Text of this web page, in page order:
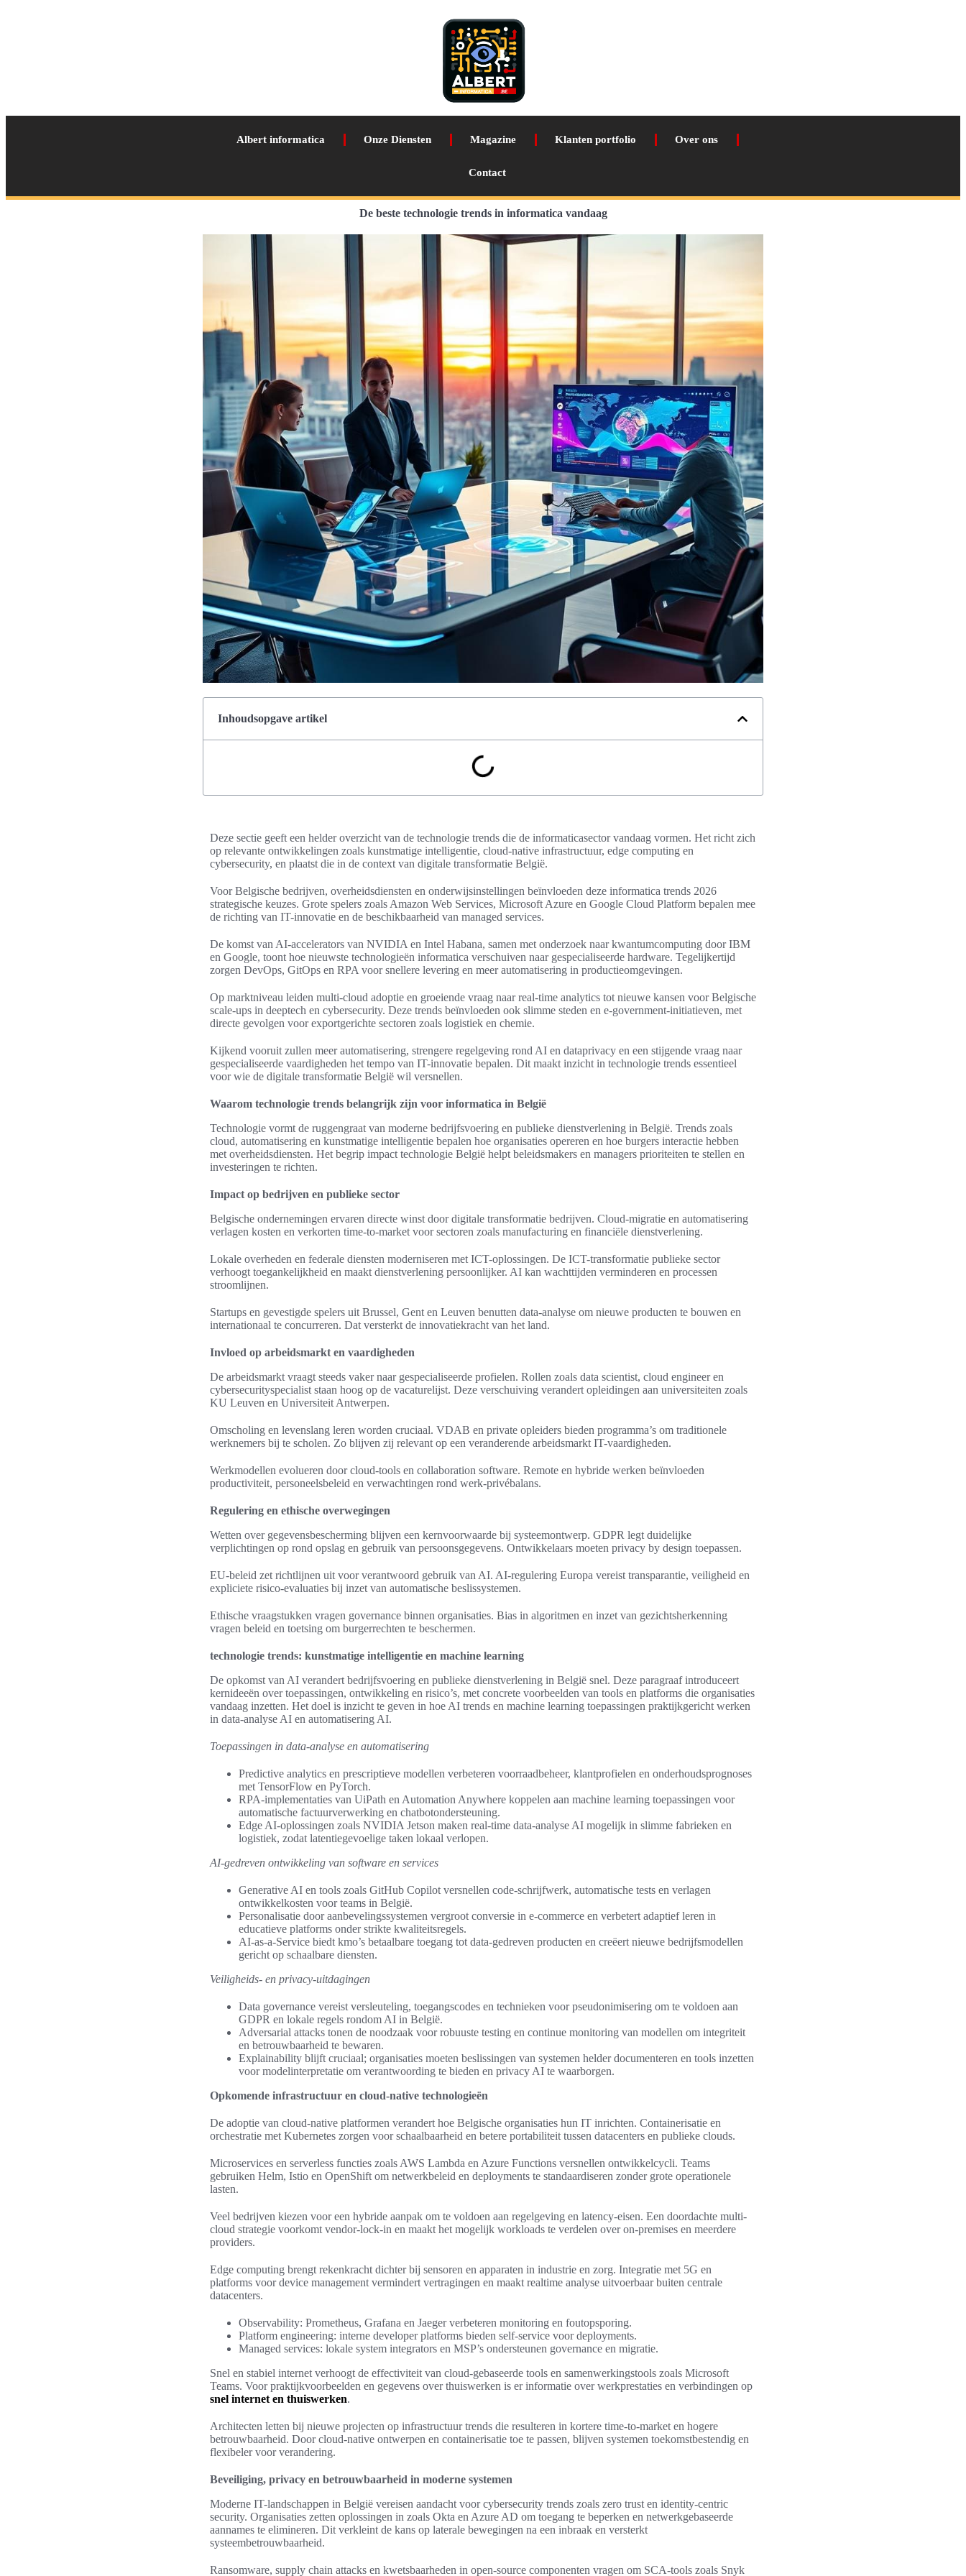
Albert informatica Onze Diensten Magazine Klanten portfolio Over ons
Contact
De beste technologie trends in informatica vandaag
Inhoudsopgave artikel
Deze sectie geeft een helder overzicht van de technologie trends die de informaticasector vandaag vormen. Het richt zich
op relevante ontwikkelingen zoals kunstmatige intelligentie, cloud-native infrastructuur, edge computing en
cybersecurity, en plaatst die in de context van digitale transformatie België.
Voor Belgische bedrijven, overheidsdiensten en onderwijsinstellingen beïnvloeden deze informatica trends 2026
strategische keuzes. Grote spelers zoals Amazon Web Services, Microsoft Azure en Google Cloud Platform bepalen mee
de richting van IT-innovatie en de beschikbaarheid van managed services.
De komst van AI-accelerators van NVIDIA en Intel Habana, samen met onderzoek naar kwantumcomputing door IBM
en Google, toont hoe nieuwste technologieën informatica verschuiven naar gespecialiseerde hardware. Tegelijkertijd
zorgen DevOps, GitOps en RPA voor snellere levering en meer automatisering in productieomgevingen.
Op marktniveau leiden multi-cloud adoptie en groeiende vraag naar real-time analytics tot nieuwe kansen voor Belgische
scale-ups in deeptech en cybersecurity. Deze trends beïnvloeden ook slimme steden en e-government-initiatieven, met
directe gevolgen voor exportgerichte sectoren zoals logistiek en chemie.
Kijkend vooruit zullen meer automatisering, strengere regelgeving rond AI en dataprivacy en een stijgende vraag naar
gespecialiseerde vaardigheden het tempo van IT-innovatie bepalen. Dit maakt inzicht in technologie trends essentieel
voor wie de digitale transformatie België wil versnellen.
Waarom technologie trends belangrijk zijn voor informatica in België
Technologie vormt de ruggengraat van moderne bedrijfsvoering en publieke dienstverlening in België. Trends zoals
cloud, automatisering en kunstmatige intelligentie bepalen hoe organisaties opereren en hoe burgers interactie hebben
met overheidsdiensten. Het begrip impact technologie België helpt beleidsmakers en managers prioriteiten te stellen en
investeringen te richten.
Impact op bedrijven en publieke sector
Belgische ondernemingen ervaren directe winst door digitale transformatie bedrijven. Cloud-migratie en automatisering
verlagen kosten en verkorten time-to-market voor sectoren zoals manufacturing en financiële dienstverlening.
Lokale overheden en federale diensten moderniseren met ICT-oplossingen. De ICT-transformatie publieke sector
verhoogt toegankelijkheid en maakt dienstverlening persoonlijker. AI kan wachttijden verminderen en processen
stroomlijnen.
Startups en gevestigde spelers uit Brussel, Gent en Leuven benutten data-analyse om nieuwe producten te bouwen en
internationaal te concurreren. Dat versterkt de innovatiekracht van het land.
Invloed op arbeidsmarkt en vaardigheden
De arbeidsmarkt vraagt steeds vaker naar gespecialiseerde profielen. Rollen zoals data scientist, cloud engineer en
cybersecurityspecialist staan hoog op de vacaturelijst. Deze verschuiving verandert opleidingen aan universiteiten zoals
KU Leuven en Universiteit Antwerpen.
Omscholing en levenslang leren worden cruciaal. VDAB en private opleiders bieden programma’s om traditionele
werknemers bij te scholen. Zo blijven zij relevant op een veranderende arbeidsmarkt IT-vaardigheden.
Werkmodellen evolueren door cloud-tools en collaboration software. Remote en hybride werken beïnvloeden
productiviteit, personeelsbeleid en verwachtingen rond werk-privébalans.
Regulering en ethische overwegingen
Wetten over gegevensbescherming blijven een kernvoorwaarde bij systeemontwerp. GDPR legt duidelijke
verplichtingen op rond opslag en gebruik van persoonsgegevens. Ontwikkelaars moeten privacy by design toepassen.
EU-beleid zet richtlijnen uit voor verantwoord gebruik van AI. AI-regulering Europa vereist transparantie, veiligheid en
expliciete risico-evaluaties bij inzet van automatische beslissystemen.
Ethische vraagstukken vragen governance binnen organisaties. Bias in algoritmen en inzet van gezichtsherkenning
vragen beleid en toetsing om burgerrechten te beschermen.
technologie trends: kunstmatige intelligentie en machine learning
De opkomst van AI verandert bedrijfsvoering en publieke dienstverlening in België snel. Deze paragraaf introduceert
kernideeën over toepassingen, ontwikkeling en risico’s, met concrete voorbeelden van tools en platforms die organisaties
vandaag inzetten. Het doel is inzicht te geven in hoe AI trends en machine learning toepassingen praktijkgericht werken
in data-analyse AI en automatisering AI.
Toepassingen in data-analyse en automatisering
Predictive analytics en prescriptieve modellen verbeteren voorraadbeheer, klantprofielen en onderhoudsprognoses
met TensorFlow en PyTorch.
RPA-implementaties van UiPath en Automation Anywhere koppelen aan machine learning toepassingen voor
automatische factuurverwerking en chatbotondersteuning.
Edge AI-oplossingen zoals NVIDIA Jetson maken real-time data-analyse AI mogelijk in slimme fabrieken en
logistiek, zodat latentiegevoelige taken lokaal verlopen.
AI-gedreven ontwikkeling van software en services
Generative AI en tools zoals GitHub Copilot versnellen code-schrijfwerk, automatische tests en verlagen
ontwikkelkosten voor teams in België.
Personalisatie door aanbevelingssystemen vergroot conversie in e-commerce en verbetert adaptief leren in
educatieve platforms onder strikte kwaliteitsregels.
AI-as-a-Service biedt kmo’s betaalbare toegang tot data-gedreven producten en creëert nieuwe bedrijfsmodellen
gericht op schaalbare diensten.
Veiligheids- en privacy-uitdagingen
Data governance vereist versleuteling, toegangscodes en technieken voor pseudonimisering om te voldoen aan
GDPR en lokale regels rondom AI in België.
Adversarial attacks tonen de noodzaak voor robuuste testing en continue monitoring van modellen om integriteit
en betrouwbaarheid te bewaren.
Explainability blijft cruciaal; organisaties moeten beslissingen van systemen helder documenteren en tools inzetten
voor modelinterpretatie om verantwoording te bieden en privacy AI te waarborgen.
Opkomende infrastructuur en cloud-native technologieën
De adoptie van cloud-native platformen verandert hoe Belgische organisaties hun IT inrichten. Containerisatie en
orchestratie met Kubernetes zorgen voor schaalbaarheid en betere portabiliteit tussen datacenters en publieke clouds.
Microservices en serverless functies zoals AWS Lambda en Azure Functions versnellen ontwikkelcycli. Teams
gebruiken Helm, Istio en OpenShift om netwerkbeleid en deployments te standaardiseren zonder grote operationele
lasten.
Veel bedrijven kiezen voor een hybride aanpak om te voldoen aan regelgeving en latency-eisen. Een doordachte multi-
cloud strategie voorkomt vendor-lock-in en maakt het mogelijk workloads te verdelen over on-premises en meerdere
providers.
Edge computing brengt rekenkracht dichter bij sensoren en apparaten in industrie en zorg. Integratie met 5G en
platforms voor device management vermindert vertragingen en maakt realtime analyse uitvoerbaar buiten centrale
datacenters.
Observability: Prometheus, Grafana en Jaeger verbeteren monitoring en foutopsporing.
Platform engineering: interne developer platforms bieden self-service voor deployments.
Managed services: lokale system integrators en MSP’s ondersteunen governance en migratie.
Snel en stabiel internet verhoogt de effectiviteit van cloud-gebaseerde tools en samenwerkingstools zoals Microsoft
Teams. Voor praktijkvoorbeelden en gegevens over thuiswerken is er informatie over werkprestaties en verbindingen op
snel internet en thuiswerken.
Architecten letten bij nieuwe projecten op infrastructuur trends die resulteren in kortere time-to-market en hogere
betrouwbaarheid. Door cloud-native ontwerpen en containerisatie toe te passen, blijven systemen toekomstbestendig en
flexibeler voor verandering.
Beveiliging, privacy en betrouwbaarheid in moderne systemen
Moderne IT-landschappen in België vereisen aandacht voor cybersecurity trends zoals zero trust en identity-centric
security. Organisaties zetten oplossingen in zoals Okta en Azure AD om toegang te beperken en netwerkgebaseerde
aannames te elimineren. Dit verkleint de kans op laterale bewegingen na een inbraak en versterkt
systeembetrouwbaarheid.
Ransomware, supply chain attacks en kwetsbaarheden in open-source componenten vragen om SCA-tools zoals Snyk